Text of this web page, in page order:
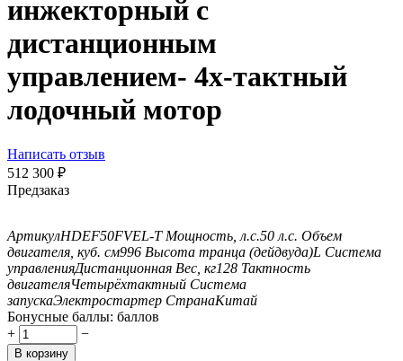
инжекторный с
дистанционным
управлением- 4х-тактный
лодочный мотор
Написать отзыв
512 300 ₽
Предзаказ
АртикулHDEF50FVEL-T Мощность, л.с.50 л.с. Объем
двигателя, куб. см996 Высота транца (дейдвуда)L Система
управленияДистанционная Вес, кг128 Тактность
двигателяЧетырёхтактный Система
запускаЭлектростартер СтранаКитай
Бонусные баллы: баллов
+
−
В корзину